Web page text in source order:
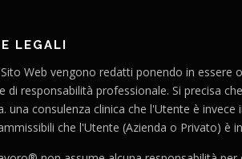
LEGALI
Web vengono redatti ponendo in
di responsabilità professionale. Si precisa
una consulenza clinica che l'Utente è
che l'Utente (Azienda o Privato) è